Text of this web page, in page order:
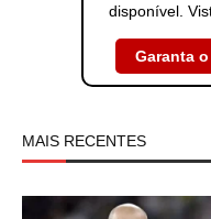
disponível.
Garanta
MAIS RECENTES